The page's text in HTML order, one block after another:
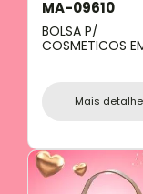
MA-09610
BOLSA P/
COSMETICOS
Mais